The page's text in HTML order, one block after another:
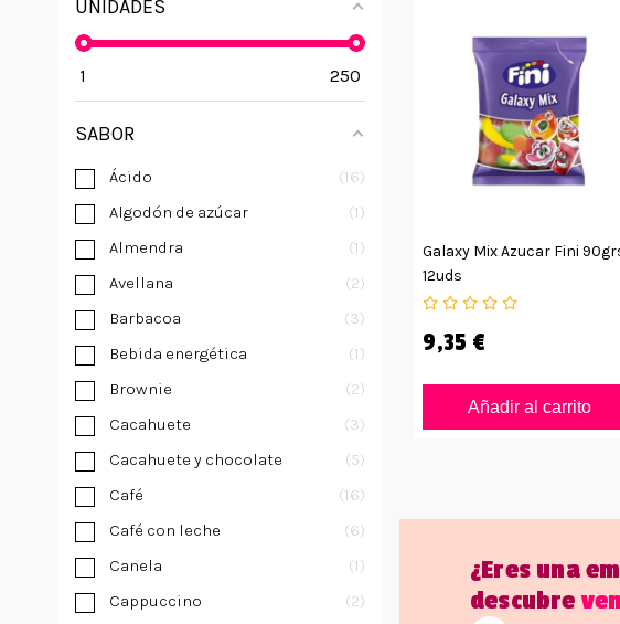
UNIDADES
1 250
SABOR
Ácido
16
Algodón de azúcar
1
Almendra
1
Avellana
2
Barbacoa
3
Bebida energética
1
Brownie
2
Cacahuete
3
Cacahuete y chocolate
5
Café
16
Café con leche
6
Canela
1
Cappuccino
2
Galaxy Mix Azucar Fini
12uds
9,35 €
Añadir al carrito
¿Eres una
descubre